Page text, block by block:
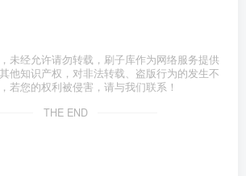
未经允许请勿转载，刷子库作为网络服务提供
他知识产权，对非法转载、盗版行为的发生不
若您的权利被侵害，请与我们联系！
THE END